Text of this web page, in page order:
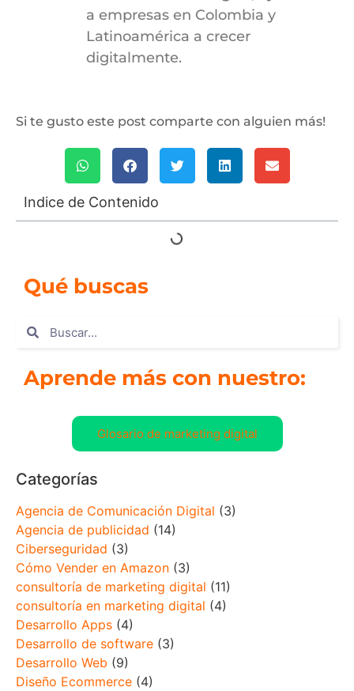
a empresas en Colombia y
Latinoamérica a crecer
digitalmente.
Si te gusto este post comparte con alguien más!
Indice de Contenido
Qué buscas
Aprende más con nuestro:
Glosario de marketing digital
Categorías
Agencia de Comunicación Digital (3)
Agencia de publicidad (14)
Ciberseguridad (3)
Cómo Vender en Amazon (3)
consultoría de marketing digital (11)
consultoría en marketing digital (4)
Desarrollo Apps (4)
Desarrollo de software (3)
Desarrollo Web (9)
Diseño Ecommerce (4)